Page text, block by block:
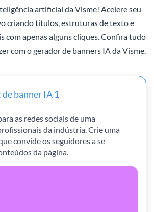
artificial da Visme! Acelere seu
criando títulos, estruturas de texto e
com apenas alguns cliques. Confira tudo
com o gerador de banners IA da Visme.
banner IA 1
as redes sociais de uma
da indústria. Crie uma
convide os seguidores a se
da página.